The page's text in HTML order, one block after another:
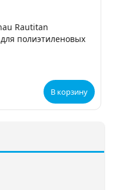
Rautitan
полиэтиленовых
В корзину